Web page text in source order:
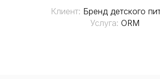
Клиент: Бренд детского
Услуга: ORM